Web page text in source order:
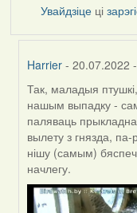
Увайдзіце ці
Harrier - 20.07.2022
In
reply
to
by
Burry
Так, маладыя птушкі,
нашым выпадку -
паляваць
вылету з гнязда,
нішу (самым)
начлегу.